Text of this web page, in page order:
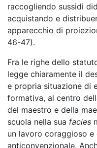
raccogliendo sussidi
acquistando e
apparecchio di
46-47).
Fra le righe dello
legge chiaramente il
e propria situazione di
formativa, al centro
del maestro e della
scuola nella sua facies
un lavoro coraggioso e
anticonvenzionale.